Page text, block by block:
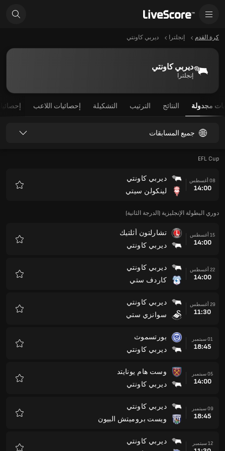
كرة القدم إنجلترا ديربي كاونتي
ديربي كاونتي
إنجلترا
مجدولة النتائج الترتيب التشكيلة إحصائيات اللاعب
جميع المسابقات
EFL Cup
08 أغسطس
14:00
ديربي كاونتي
لينكولن سيتي
دوري البطولة الإنجليزية (الدرجة الثانية)
15 أغسطس
14:00
تشارلتون أثلتيك
ديربي كاونتي
22 أغسطس
14:00
ديربي كاونتي
كاردف ستي
29 أغسطس
11:30
ديربي كاونتي
سوانزي ستي
01 سبتمبر
18:45
بورتسموث
ديربي كاونتي
05 سبتمبر
14:00
وست هام يونايتد
ديربي كاونتي
09 سبتمبر
18:45
ديربي كاونتي
ويست بروميتش البيون
12 سبتمبر
ديربي كاونتي